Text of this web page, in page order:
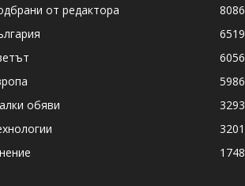
от редактора
8086
6519
6056
5986
обяви
3293
3201
1748